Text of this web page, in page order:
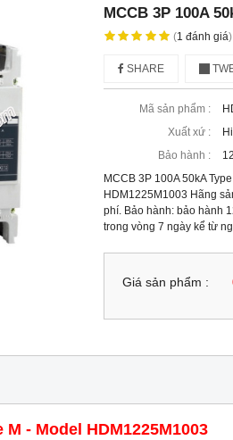
MCCB 3P 100A
(1đánh giá)
SHARE
Mã sản phẩm :
Xuất xứ :
Bảo hành :
MCCB 3P 100A 50kA
HDM1225M1003 Hãng
phí. Bảo hành: bảo hành
trong vòng 7 ngày kể từ
Giá sản phẩm :
M - Model HDM1225M1003